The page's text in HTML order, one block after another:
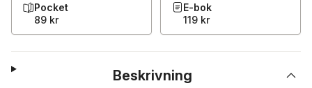
Pocket
89 kr
E-bok
119 kr
Beskrivning